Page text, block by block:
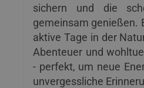
sichern und die
gemeinsam genießen.
aktive Tage in der
Abenteuer und
- perfekt, um neue
unvergessliche